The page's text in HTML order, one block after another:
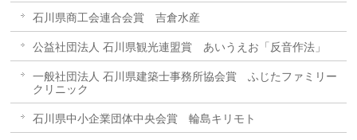
石川県商工会連合会賞 吉倉水産
公益社団法人 石川県観光連盟賞 あいうえお「反音作法」
一般社団法人 石川県建築士事務所協会賞 ふじたファミリー
クリニック
石川県中小企業団体中央会賞 輪島キリモト